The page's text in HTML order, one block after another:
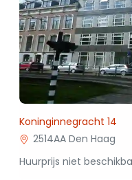
Koninginnegracht 14
2514AA Den Haag
Huurprijs niet